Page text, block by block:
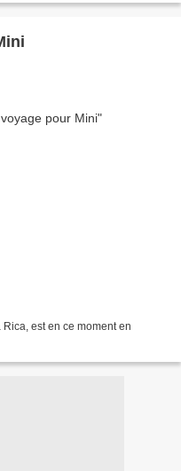
est en ce moment en